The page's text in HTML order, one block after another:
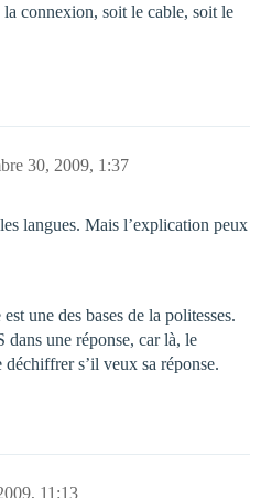
connexion, soit le cable, soit le
30, 2009, 1:37
langues. Mais l’explication peux
une des bases de la politesses.
une réponse, car là, le
s’il veux sa réponse.
11:13